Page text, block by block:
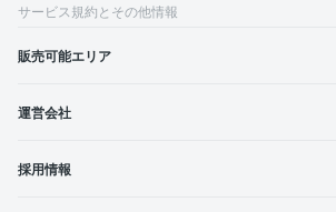
サービス規約とその他情報
販売可能エリア
運営会社
採用情報